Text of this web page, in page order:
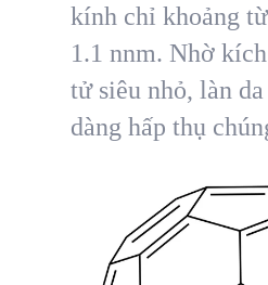
kính chỉ khoảng
1.1 nnm. Nhờ
tử siêu nhỏ, làn
dàng hấp thụ